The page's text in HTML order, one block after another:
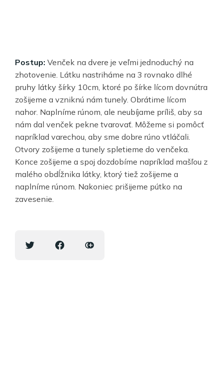
Postup: Venček na dvere je veľmi jednoduchý na
zhotovenie. Látku nastriháme na 3 rovnako dlhé
pruhy látky šírky 10cm, ktoré po šírke lícom dovnútra
zošijeme a vzniknú nám tunely. Obrátime lícom
nahor. Naplníme rúnom, ale neubíjame príliš, aby sa
nám dal venček pekne tvarovať. Môžeme si pomôcť
napríklad varechou, aby sme dobre rúno vtláčali.
Otvory zošijeme a tunely spletieme do venčeka.
Konce zošijeme a spoj dozdobíme napríklad mašľou z
malého obdĺžnika látky, ktorý tiež zošijeme a
naplníme rúnom. Nakoniec prišijeme pútko na
zavesenie.